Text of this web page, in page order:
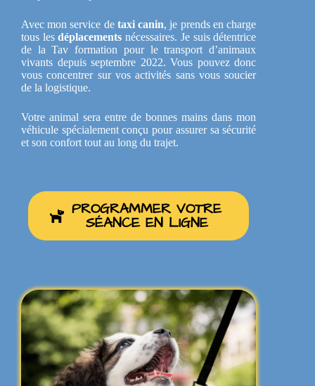
Avec mon service detaxi canin, je prends en charge
tous lesdéplacements nécessaires. Je suis détentrice
de la Tav formation pour le transport d’animaux
vivants depuis septembre 2022. Vous pouvez donc
vous concentrer sur vos activités sans vous soucier
de la logistique.
Votre animal sera entre de bonnes mains dans mon
véhicule spécialement conçu pour assurer sa sécurité
et son confort tout au long du trajet.
PROGRAMMER VOTRE
SÉANCE EN LIGNE